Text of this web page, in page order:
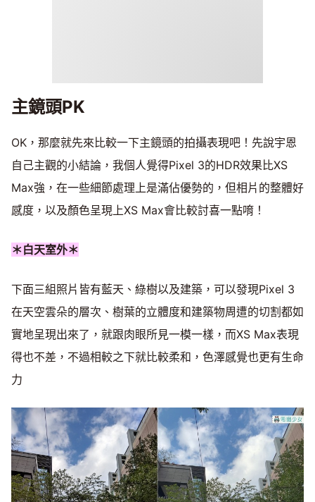
主鏡頭PK
OK，那麼就先來比較一下主鏡頭的拍攝表現吧！先說宇恩
自己主觀的小結論，我個人覺得Pixel 3的HDR效果比XS
Max強，在一些細節處理上是滿佔優勢的，但相片的整體好
感度，以及顏色呈現上XS Max會比較討喜一點唷！
＊白天室外＊
下面三組照片皆有藍天、綠樹以及建築，可以發現Pixel 3
在天空雲朵的層次、樹葉的立體度和建築物周遭的切割都如
實地呈現出來了，就跟肉眼所見一模一樣，而XS Max表現
得也不差，不過相較之下就比較柔和，色澤感覺也更有生命
力